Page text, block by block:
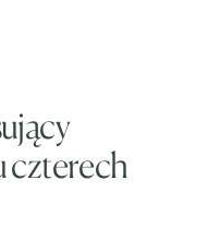
czterech